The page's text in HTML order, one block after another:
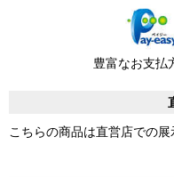
豊富なお支払
こちらの商品は直営店での